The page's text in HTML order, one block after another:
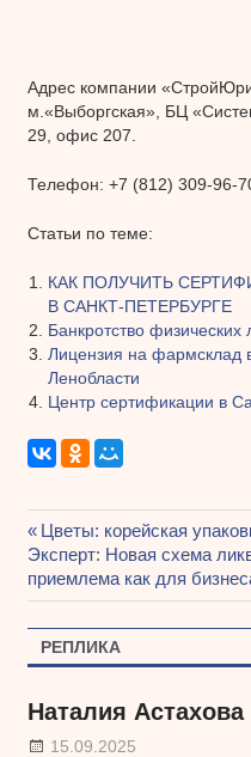
Адрес компании
м.«Выборгская», БЦ
29, офис 207.
Телефон: +7 (812) 309-96-
Статьи по теме:
КАК ПОЛУЧИТЬ
В САНКТ-ПЕТЕРБУРГЕ
Банкротство
Лицензия на фармсклад
Ленобласти
Центр сертификации в
Навигация
по
записям
Предыдущая
запись:
Цветы: корейская
Следующая
запись:
Эксперт: Новая схема
приемлема как для
РЕПЛИКА
Наталия Астахова
15.09.2025